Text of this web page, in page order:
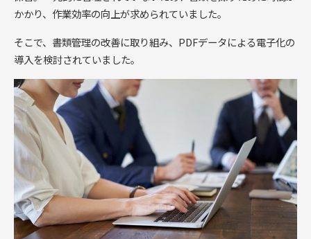
かかり、作業効率の向上が求められていました。
そこで、書類管理の改善に取り組み、PDFデータによる電子化の
導入を検討されていました。